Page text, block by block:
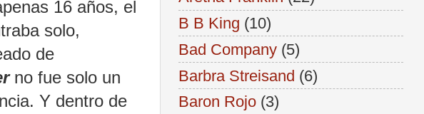
16 años, el
solo,
de
no fue solo un
Y dentro de
B B King (10)
Bad Company (5)
Barbra Streisand (6)
Baron Rojo (3)